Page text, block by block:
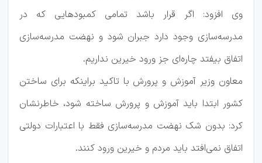
وی افزود: اگر قرار باشد تمامی کمبودهایی که در
مدرسه‌سازی وجود دارد جبران شود و نهضت مدرسه‌سازی
اتفاق بیفتد چاره‌ای جز ورود خیرین نداریم.
معاون وزیر آموزش و پرورش با تاکید براینکه برای ساختن
کشور ابتدا باید آموزش و پرورش ساخته شود، خاطرنشان
کرد: بدون شک نهضت مدرسه‌سازی فقط با اعتبارات دولتی
اتفاق نمی‌افتد باید مردم و خیرین ورود کنند.